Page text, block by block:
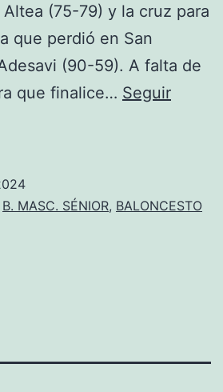
(75-79) y la cruz para
que perdió en San
(90-59). A falta de
que finalice… Seguir
B. MASC. SÉNIOR, BALONCESTO